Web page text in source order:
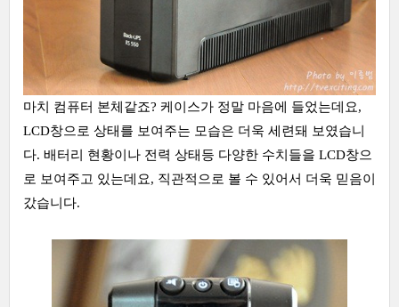
마치 컴퓨터 본체같죠? 케이스가 정말 마음에 들었는데요,
LCD창으로 상태를 보여주는 모습은 더욱 세련돼 보였습니
다. 배터리 현황이나 전력 상태등 다양한 수치들을 LCD창으
로 보여주고 있는데요, 직관적으로 볼 수 있어서 더욱 믿음이
갔습니다.